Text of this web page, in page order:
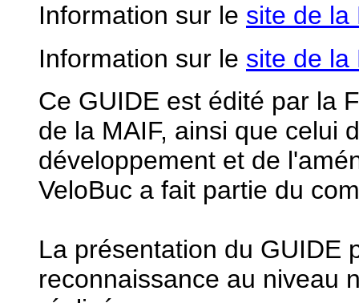
Information sur le site de la
Information sur le site de la
Ce GUIDE est édité par la
de la MAIF, ainsi que celui
développement et de
VeloBuc a fait partie du
La présentation du GUIDE
reconnaissance au niveau